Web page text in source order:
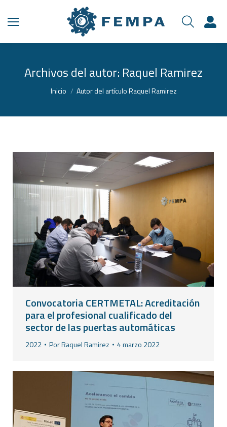
Archivos del autor: Raquel Ramirez
Estás aquí:
Inicio Autor del artículo Raquel Ramirez
Convocatoria CERTMETAL: Acreditación
para el profesional cualificado del
sector de las puertas automáticas
2022 PorRaquel Ramirez 4 marzo 2022